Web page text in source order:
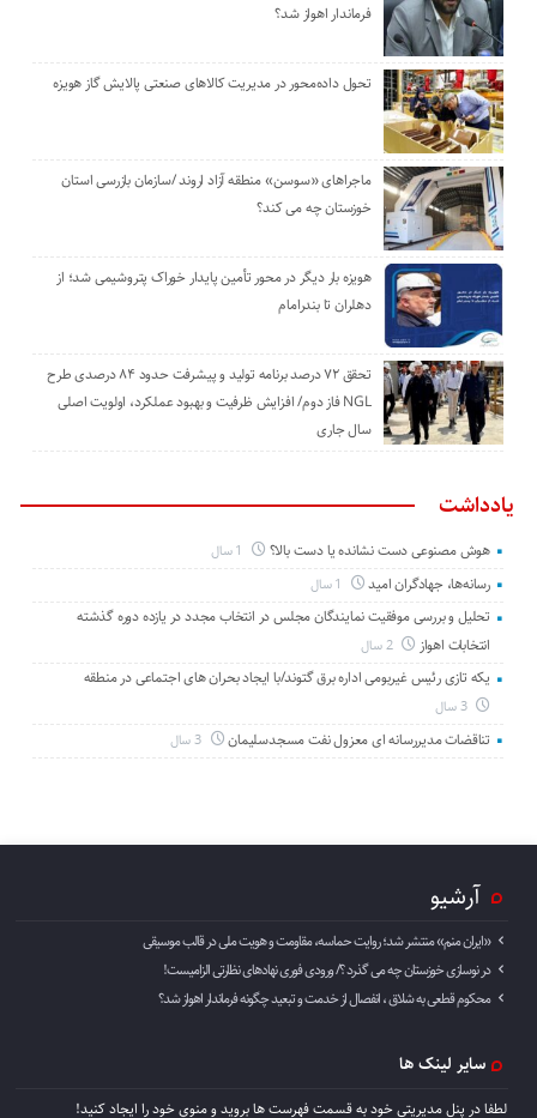
فرماندار اهواز شد؟
تحول داده‌محور در مدیریت کالاهای صنعتی پالایش گاز هویزه
ماجراهای «سوسن» منطقه آزاد اروند /سازمان بازرسی استان
خوزستان چه می کند؟
هویزه بار دیگر در محور تأمین پایدار خوراک پتروشیمی شد؛ از
دهلران تا بندرامام
تحقق ۷۲ درصد برنامه تولید و پیشرفت حدود ۸۴ درصدی طرح
NGL فاز دوم/ افزایش ظرفیت و بهبود عملکرد، اولویت اصلی
سال جاری
یادداشت
هوش مصنوعی دست نشانده یا دست بالا؟
رسانه‌ها، جهادگران امید
تحلیل و بررسی موفقیت نمایندگان مجلس در انتخاب مجدد در یازده دوره گذشته
انتخابات اهواز
2 سال
یکه تازی رئیس غیربومی اداره برق گتوند/با ایجاد بحران های اجتماعی در منطقه
3 سال
تناقضات مدیررسانه ای معزول نفت مسجدسلیمان 3 سال
آرشیو
«ایران منم» منتشر شد؛ روایت حماسه، مقاومت و هویت ملی در قالب موسیقی
در نوسازی خوزستان چه می گذرد ؟/ ورودی فوری نهادهای نظارتی الزامیست!
محکوم قطعی به شلاق ، انفصال از خدمت و تبعید چگونه فرماندار اهواز شد؟
سایر لینک ها
لطفا در پنل مديريتي خود به قسمت فهرست ها برويد و منوي خود را ايجاد كنيد!